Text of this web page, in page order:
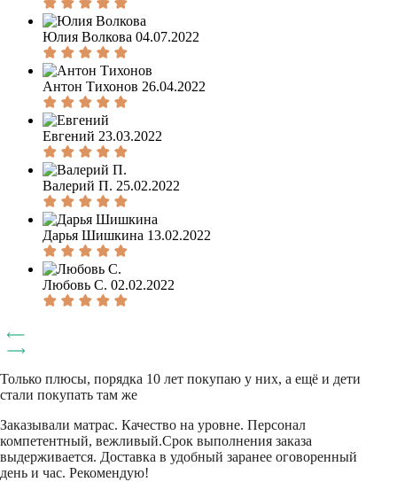
Юлия Волкова 04.07.2022
Антон Тихонов 26.04.2022
Евгений 23.03.2022
Валерий П. 25.02.2022
Дарья Шишкина 13.02.2022
Любовь С. 02.02.2022
Только плюсы, порядка 10 лет покупаю у них, а ещё и дети
стали покупать там же
Заказывали матрас. Качество на уровне. Персонал
компетентный, вежливый.Срок выполнения заказа
выдерживается. Доставка в удобный заранее оговоренный
день и час. Рекомендую!